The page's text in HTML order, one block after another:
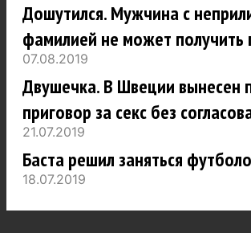
Дошутился. Мужчина с
фамилией не может получить
07.08.2019
Двушечка. В Швеции вынесен
приговор за секс без
21.07.2019
Баста решил заняться
18.07.2019